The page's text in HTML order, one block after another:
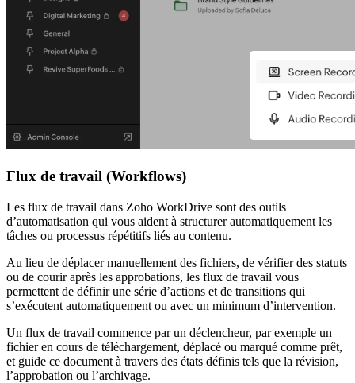
Flux de travail (Workflows)
Les flux de travail dans Zoho WorkDrive sont des outils
d’automatisation qui vous aident à structurer automatiquement les
tâches ou processus répétitifs liés au contenu.
Au lieu de déplacer manuellement des fichiers, de vérifier des statuts
ou de courir après les approbations, les flux de travail vous
permettent de définir une série d’actions et de transitions qui
s’exécutent automatiquement ou avec un minimum d’intervention.
Un flux de travail commence par un déclencheur, par exemple un
fichier en cours de téléchargement, déplacé ou marqué comme prêt,
et guide ce document à travers des états définis tels que la révision,
l’approbation ou l’archivage.